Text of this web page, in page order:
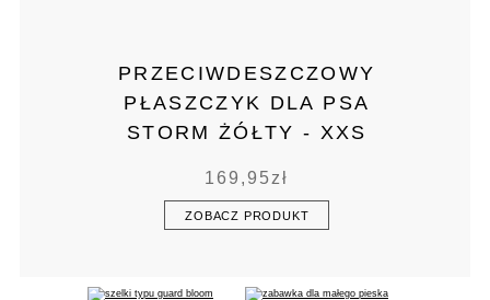
PRZECIWDESZCZOWY
PŁASZCZYK DLA PSA
STORM ŻÓŁTY - XXS
169,95zł
ZOBACZ PRODUKT